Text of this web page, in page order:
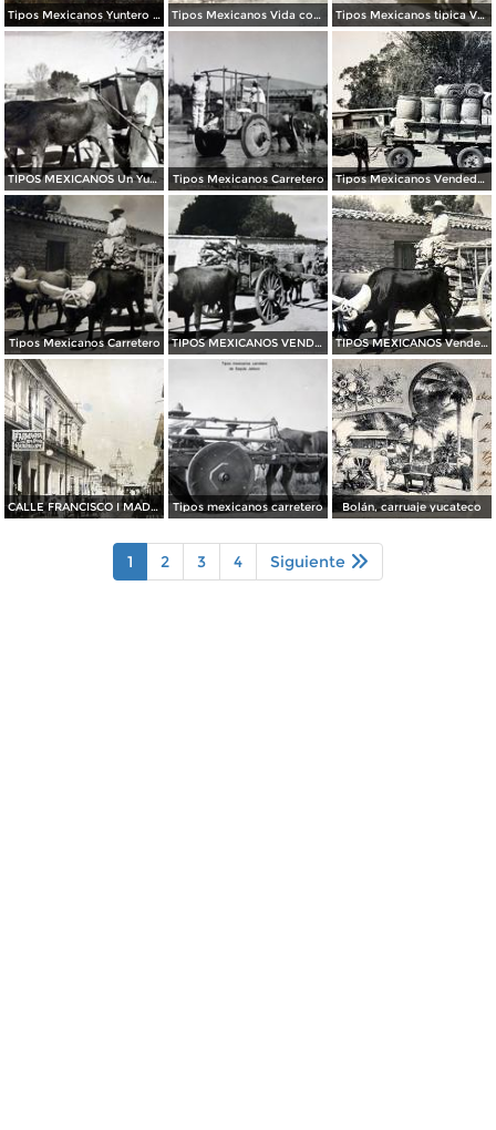
Tipos Mexicanos Yuntero San Luis Potosi (c. 1953). Tipos Mexicanos Vida cotidiana ( Fechada el dia 26 de Octubre de 1907 ) . Tipos Mexicanos tipica Vendedora de Pulque.
TIPOS MEXICANOS Un Yuntero Carretero Tipos Mexicanos Carretero Tipos Mexicanos Vendedores de Petates
Tipos Mexicanos Carretero TIPOS MEXICANOS VENDEDOR DE LENA TIPOS MEXICANOS Vendedoras de lena
CALLE FRANCISCO I MADERO Tipos mexicanos carretero Bolán, carruaje yucateco
1 2 3 4 Siguiente